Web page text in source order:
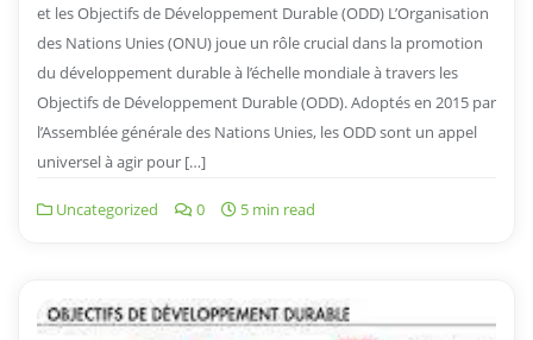
et les Objectifs de Développement Durable (ODD) L’Organisation
des Nations Unies (ONU) joue un rôle crucial dans la promotion
du développement durable à l’échelle mondiale à travers les
Objectifs de Développement Durable (ODD). Adoptés en 2015 par
l’Assemblée générale des Nations Unies, les ODD sont un appel
universel à agir pour […]
Uncategorized 0 5 min read